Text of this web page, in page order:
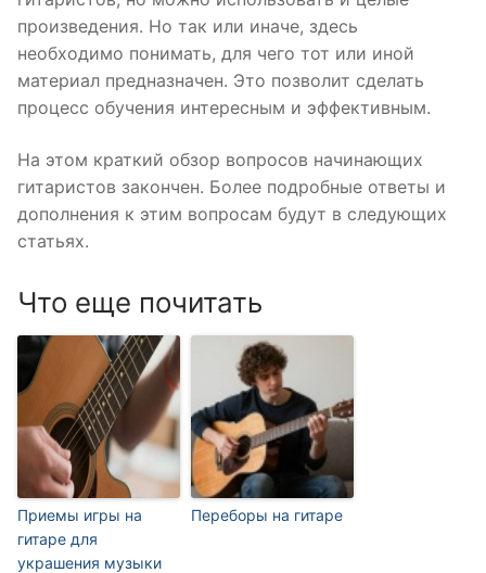
произведения. Но так или иначе, здесь
необходимо понимать, для чего тот или иной
материал предназначен. Это позволит сделать
процесс обучения интересным и эффективным.
На этом краткий обзор вопросов начинающих
гитаристов закончен. Более подробные ответы и
дополнения к этим вопросам будут в следующих
статьях.
Что еще почитать
Приемы игры на
гитаре для
украшения музыки
Переборы на гитаре